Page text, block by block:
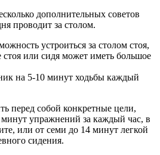
дополнительных советов
проводит за столом.
устроиться за столом стоя,
или сидя может иметь большое
на 5-10 минут ходьбы каждый
перед собой конкретные цели,
минут упражнений за каждый час, в
или от семи до 14 минут легкой
сидения.